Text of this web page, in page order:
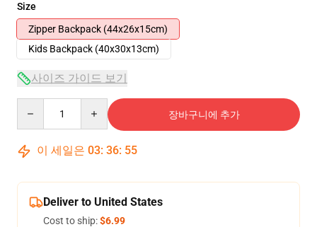
Size
Zipper Backpack (44x26x15cm)
Kids Backpack (40x30x13cm)
사이즈 가이드 보기
장바구니에 추가
이 세일은 03: 36: 54
Deliver to United States
Cost to ship:$6.99